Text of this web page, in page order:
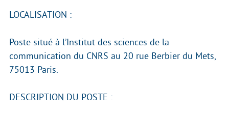
LOCALISATION :
Poste situé à l’Institut des sciences de la
communication du CNRS au 20 rue Berbier du Mets,
75013 Paris.
DESCRIPTION DU POSTE :